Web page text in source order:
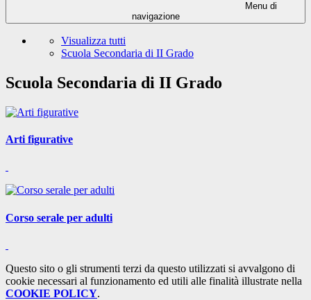
Menu di
navigazione
Visualizza tutti
Scuola Secondaria di II Grado
Scuola Secondaria di II Grado
Arti figurative
Corso serale per adulti
Questo sito o gli strumenti terzi da questo utilizzati si avvalgono di
cookie necessari al funzionamento ed utili alle finalità illustrate nella
COOKIE POLICY.